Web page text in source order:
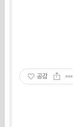
공감